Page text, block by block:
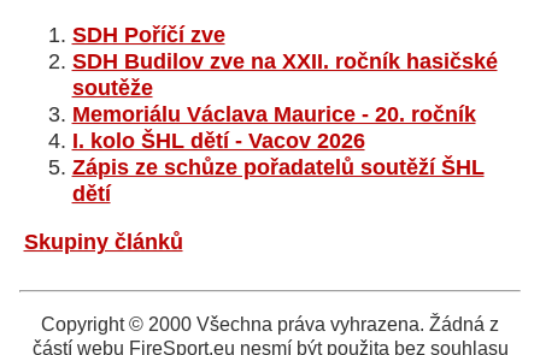
SDH Poříčí zve
SDH Budilov zve na XXII. ročník hasičské
soutěže
Memoriálu Václava Maurice - 20. ročník
I. kolo ŠHL dětí - Vacov 2026
Zápis ze schůze pořadatelů soutěží ŠHL
dětí
Skupiny článků
Copyright © 2000 Všechna práva vyhrazena. Žádná z
částí webu FireSport.eu nesmí být použita bez souhlasu